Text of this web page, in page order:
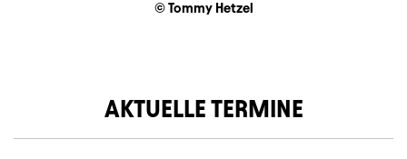
© Tommy Hetzel
AKTUELLE TERMINE